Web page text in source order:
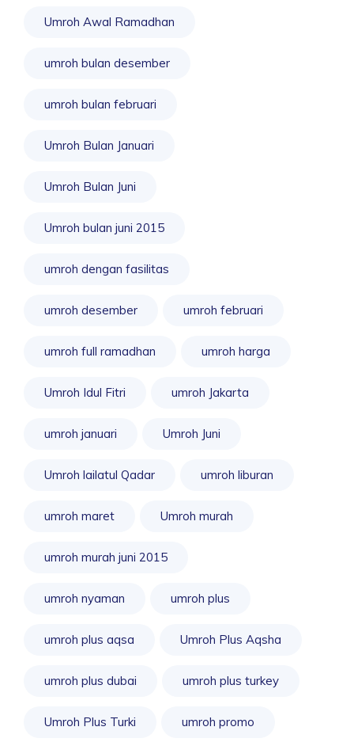
Umroh Awal Ramadhan
umroh bulan desember
umroh bulan februari
Umroh Bulan Januari
Umroh Bulan Juni
Umroh bulan juni 2015
umroh dengan fasilitas
umroh desember umroh februari
umroh full ramadhan umroh harga
Umroh Idul Fitri umroh Jakarta
umroh januari Umroh Juni
Umroh lailatul Qadar umroh liburan
umroh maret Umroh murah
umroh murah juni 2015
umroh nyaman umroh plus
umroh plus aqsa Umroh Plus Aqsha
umroh plus dubai umroh plus turkey
Umroh Plus Turki umroh promo